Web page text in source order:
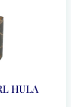
HULA